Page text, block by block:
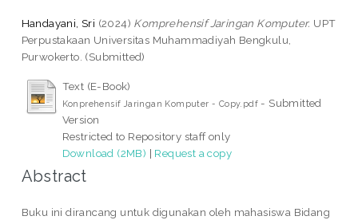
Handayani, Sri (2024) Komprehensif Jaringan Komputer. UPT
Perpustakaan Universitas Muhammadiyah Bengkulu,
Purwokerto. (Submitted)
Text (E-Book)
Konprehensif Jaringan Komputer - Copy.pdf - Submitted
Version
Restricted to Repository staff only
Download (2MB) | Request a copy
Abstract
Buku ini dirancang untuk digunakan oleh mahasiswa Bidang